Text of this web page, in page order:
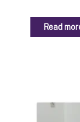
Read